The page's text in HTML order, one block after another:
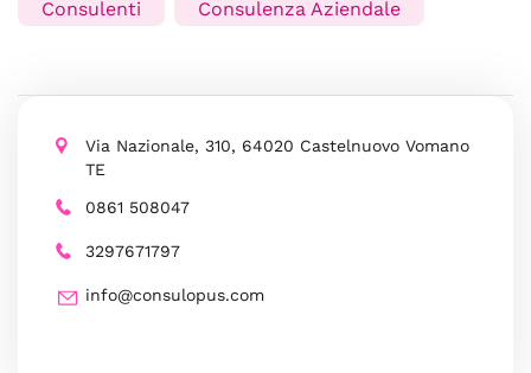
Consulenti Consulenza Aziendale
Via Nazionale, 310, 64020 Castelnuovo Vomano
TE
0861 508047
3297671797
info@consulopus.com